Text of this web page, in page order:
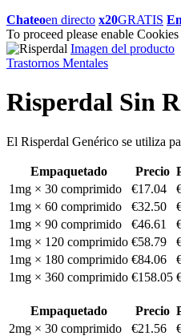
Chateoen directo x20GRATIS
To proceed please enable
Imagen del producto
Trastornos Mentales
Risperdal Sin
El Risperdal Genérico se utiliza
Empaquetado Precio
1mg × 30 comprimido
€17.04
1mg × 60 comprimido
€32.50
1mg × 90 comprimido
€46.61
1mg × 120 comprimido €58.79
1mg × 180 comprimido €84.06
1mg × 360 comprimido €158.05
Empaquetado Precio
2mg × 30 comprimido
€21.56